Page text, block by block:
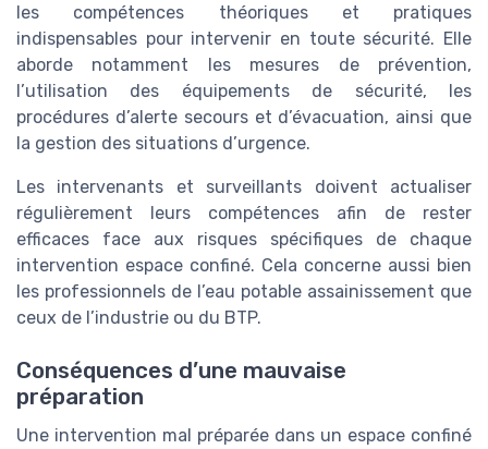
les compétences théoriques et pratiques
indispensables pour intervenir en toute sécurité. Elle
aborde notamment les mesures de prévention,
l’utilisation des équipements de sécurité, les
procédures d’alerte secours et d’évacuation, ainsi que
la gestion des situations d’urgence.
Les intervenants et surveillants doivent actualiser
régulièrement leurs compétences afin de rester
efficaces face aux risques spécifiques de chaque
intervention espace confiné. Cela concerne aussi bien
les professionnels de l’eau potable assainissement que
ceux de l’industrie ou du BTP.
Conséquences d’une mauvaise
préparation
Une intervention mal préparée dans un espace confiné